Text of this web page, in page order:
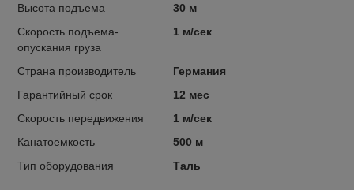
Высота подъема
30 м
Скорость подъема-
опускания груза
1 м/сек
Страна производитель
Германия
Гарантийный срок
12 мес
Скорость передвижения
1 м/сек
Канатоемкость
500 м
Тип оборудования
Таль